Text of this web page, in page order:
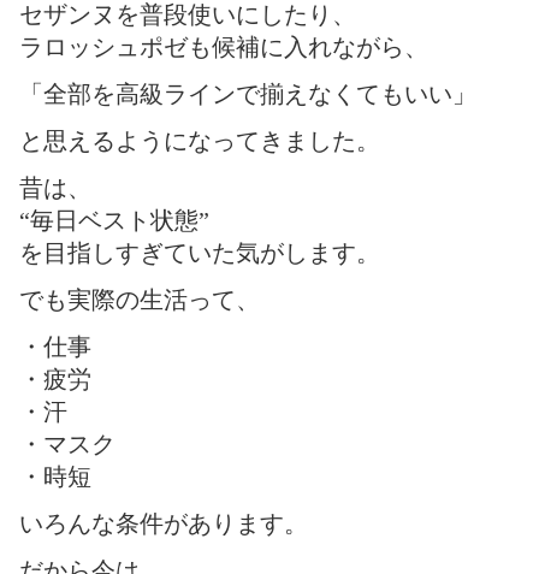
セザンヌを普段使いにしたり、
ラロッシュポゼも候補に入れながら、
「全部を高級ラインで揃えなくてもいい」
と思えるようになってきました。
昔は、
“毎日ベスト状態”
を目指しすぎていた気がします。
でも実際の生活って、
・仕事
・疲労
・汗
・マスク
・時短
いろんな条件があります。